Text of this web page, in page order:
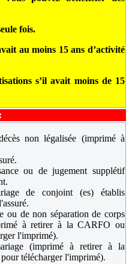
fois.
au moins 15 ans d’activité
s’il avait moins de 15
non légalisée (imprimé à
ou de jugement supplétif
de conjoint (es) établis
ou de non séparation de corps
à retirer à la CARFO ou
l'imprimé).
(imprimé à retirer à la
pour télécharger l'imprimé).